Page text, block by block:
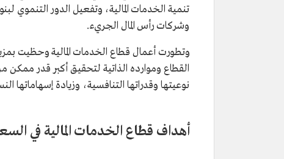
تنمية الخدمات المالية، وتفعيل الدور التنموي
وشركات رأس المال الجريء.
وتطورت أعمال قطاع الخدمات المالية وحظيت
القطاع وموارده الذاتية لتحقيق أكبر قدر
نوعيتها وقدراتها التنافسية، وزيادة إسهاماتها
أهداف قطاع الخدمات المالية في